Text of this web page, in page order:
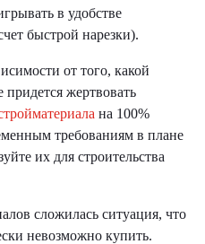
в удобстве
быстрой нарезки).
от того, какой
жертвовать
на 100%
требованиям в плане
их для строительства
сложилась ситуация, что
невозможно купить.